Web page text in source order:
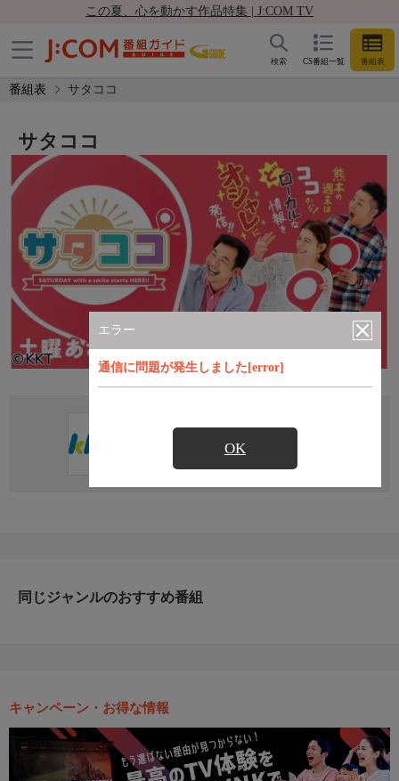
この夏、心を動かす作品特集 | J:COM TV
CS番組一覧 番組表
検索
番組表 サタココ
エラー
通信に問題が発生しました[error]
OK
サタココ
直近の放送予定はありません
同じジャンルのおすすめ番組
キャンペーン・お得な情報